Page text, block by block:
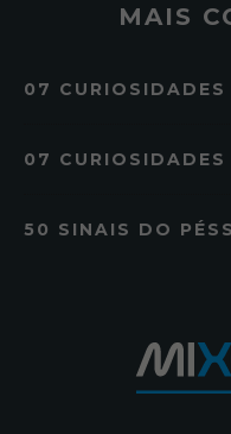
MAIS
07
07
50 SINAIS DO